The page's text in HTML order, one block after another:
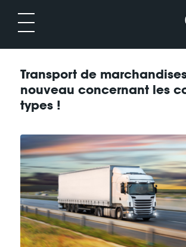
Transport de
nouveau concernant les
types !